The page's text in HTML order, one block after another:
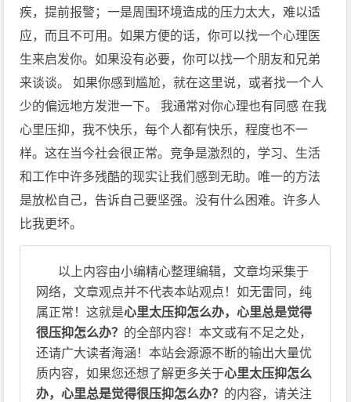
疾，提前报警；一是周围环境造成的压力太大，难以适
应，而且不可用。如果方便的话，你可以找一个心理医
生来启发你。如果没有必要，你可以找一个朋友和兄弟
来谈谈。 如果你感到尴尬，就在这里说，或者找一个人
少的偏远地方发泄一下。 我通常对你心理也有同感 在我
心里压抑，我不快乐，每个人都有快乐，程度也不一
样。这在当今社会很正常。竞争是激烈的，学习、生活
和工作中许多残酷的现实让我们感到无助。唯一的方法
是放松自己，告诉自己要坚强。没有什么困难。许多人
比我更坏。
以上内容由小编精心整理编辑，文章均采集于
网络，文章观点并不代表本站观点！如无雷同，纯
属正常！这就是心里太压抑怎么办，心里总是觉得
很压抑怎么办？ 的全部内容！本文或有不足之处，
还请广大读者海涵！本站会源源不断的输出大量优
质内容，如果您还想了解更多关于心里太压抑怎么
办，心里总是觉得很压抑怎么办？ 的内容，请关注